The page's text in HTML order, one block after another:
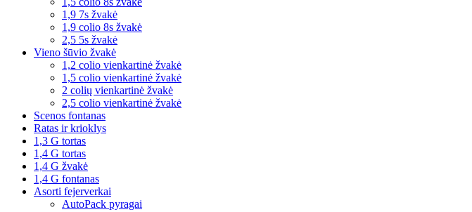
1,9 7s žvakė
1,9 colio 8s žvakė
2,5 5s žvakė
Vieno šūvio žvakė
1,2 colio vienkartinė žvakė
1,5 colio vienkartinė žvakė
2 colių vienkartinė žvakė
2,5 colio vienkartinė žvakė
Scenos fontanas
Ratas ir krioklys
1,3 G tortas
1,4 G tortas
1,4 G žvakė
1,4 G fontanas
Asorti fejerverkai
AutoPack pyragai